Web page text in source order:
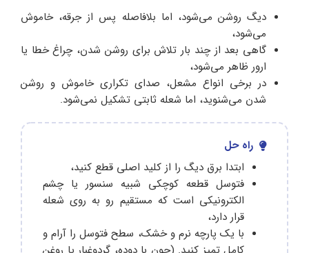
دیگ روشن می‌شود، اما بلافاصله پس از جرقه، خاموش
می‌شود،
گاهی بعد از چند بار تلاش برای روشن شدن، چراغ خطا یا
ارور ظاهر می‌شود،
در برخی انواع مشعل، صدای تکراری خاموش و روشن
شدن می‌شنوید، اما شعله ثابتی تشکیل نمی‌شود.
راه حل
ابتدا برق دیگ را از کلید اصلی قطع کنید،
فتوسل قطعه کوچکی شبیه سنسور یا چشم
الکترونیکی است که مستقیم رو ‌به‌ روی شعله
قرار دارد،
با یک پارچه نرم و خشک، سطح فتوسل را آرام و